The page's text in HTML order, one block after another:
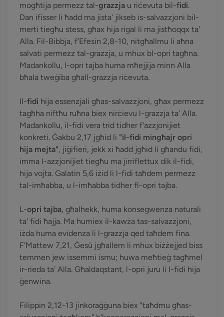
mogħtija permezz tal-grazzja u riċevuta bil-fidi.
Dan ifisser li ħadd ma jista' jikseb is-salvazzjoni bil-
merti tiegħu stess, għax hija rigal li ma jistħoqqx ta'
Alla. Fil-Bibbja, f’Efesin 2,8-10, nitgħallmu li aħna
salvati permezz tal-grazzja, u mhux bl-opri tagħna.
Madankollu, l-opri tajba huma mħejjija minn Alla
bħala tweġiba għall-grazzja riċevuta.
Il-fidi hija essenzjali għas-salvazzjoni, għax permezz
tagħha niftħu ruħna biex nirċievu l-grazzja ta' Alla.
Madankollu, il-fidi vera trid tidher f'azzjonijiet
konkreti. Ġakbu 2,17 jgħid li "il-fidi mingħajr opri
hija mejta", jiġifieri, jekk xi ħadd jgħid li għandu fidi,
imma l-azzjonijiet tiegħu ma jirriflettux dik il-fidi,
hija vojta. Galatin 5,6 iżid li l-fidi taħdem permezz
tal-imħabba, u l-imħabba tidher fl-opri tajba.
L-opri tajba, għalhekk, huma konsegwenza naturali
ta' fidi ħajja. Ma humiex il-kawża tas-salvazzjoni,
iżda huma evidenza li l-grazzja qed taħdem fina.
F’Mattew 7,21, Ġesù jgħallem li mhux biżżejjed biss
temmen jew issemmi ismu; huwa meħtieġ tagħmel
ir-rieda ta' Alla. Għaldaqstant, l-opri juru li l-fidi hija
ġenwina.
Filippin 2,12-13 jinkoraġġuna biex "taħdmu għas-